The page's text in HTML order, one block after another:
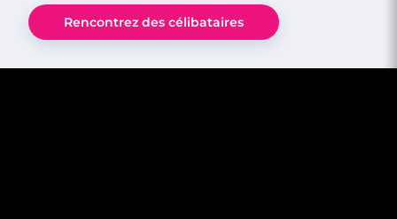
Rencontrez des célibataires